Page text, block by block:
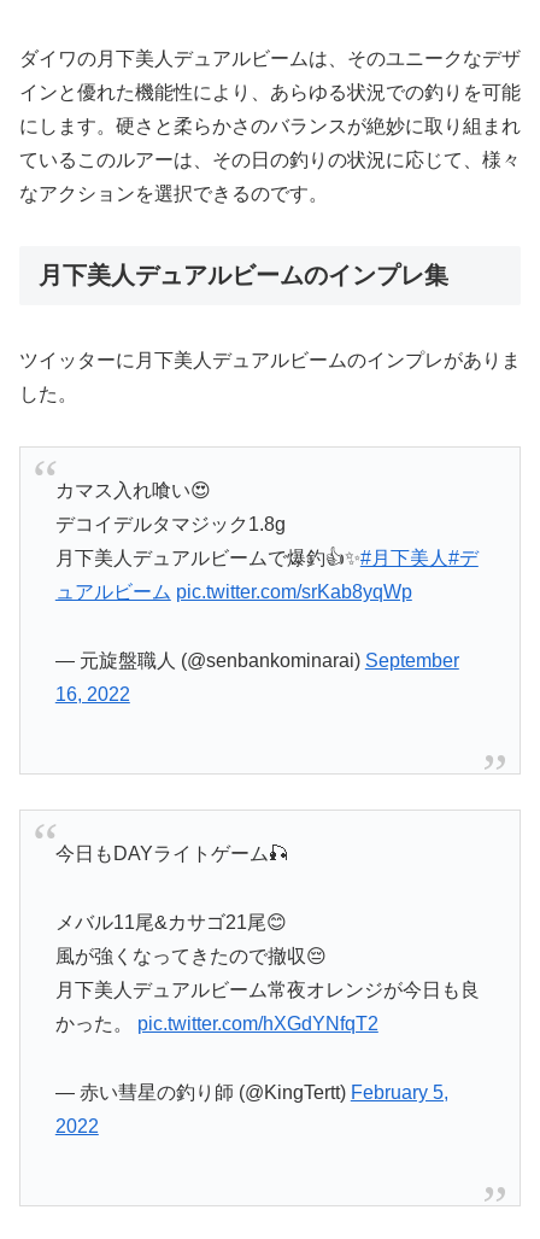
ダイワの月下美人デュアルビームは、そのユニークなデザ
インと優れた機能性により、あらゆる状況での釣りを可能
にします。硬さと柔らかさのバランスが絶妙に取り組まれ
ているこのルアーは、その日の釣りの状況に応じて、様々
なアクションを選択できるのです。
月下美人デュアルビームのインプレ集
ツイッターに月下美人デュアルビームのインプレがありま
した。
カマス入れ喰い😍
デコイデルタマジック1.8g
月下美人デュアルビームで爆釣👍✨#月下美人 #デ
ュアルビーム pic.twitter.com/srKab8yqWp
— 元旋盤職人 (@senbankominarai) September
16, 2022
今日もDAYライトゲーム🎣
メバル11尾&カサゴ21尾😊
風が強くなってきたので撤収😔
月下美人デュアルビーム常夜オレンジが今日も良
かった。 pic.twitter.com/hXGdYNfqT2
— 赤い彗星の釣り師 (@KingTertt) February 5,
2022